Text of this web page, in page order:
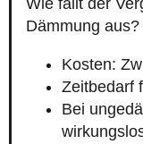
Wie fällt der
Dämmung aus?
Kosten:
Zeitbedarf
Bei